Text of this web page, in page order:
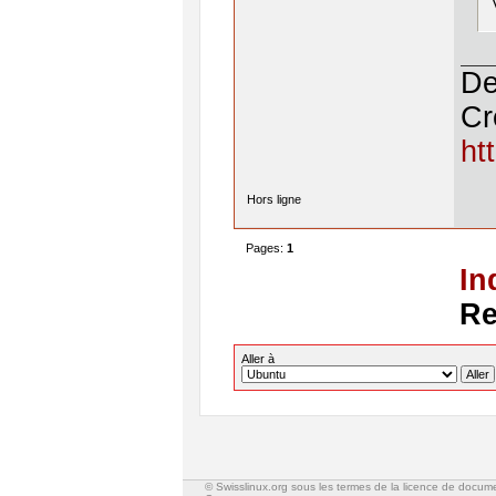
Hors ligne
Pages: 1
Aller à
© Swisslinux.org sous les termes de la licence de